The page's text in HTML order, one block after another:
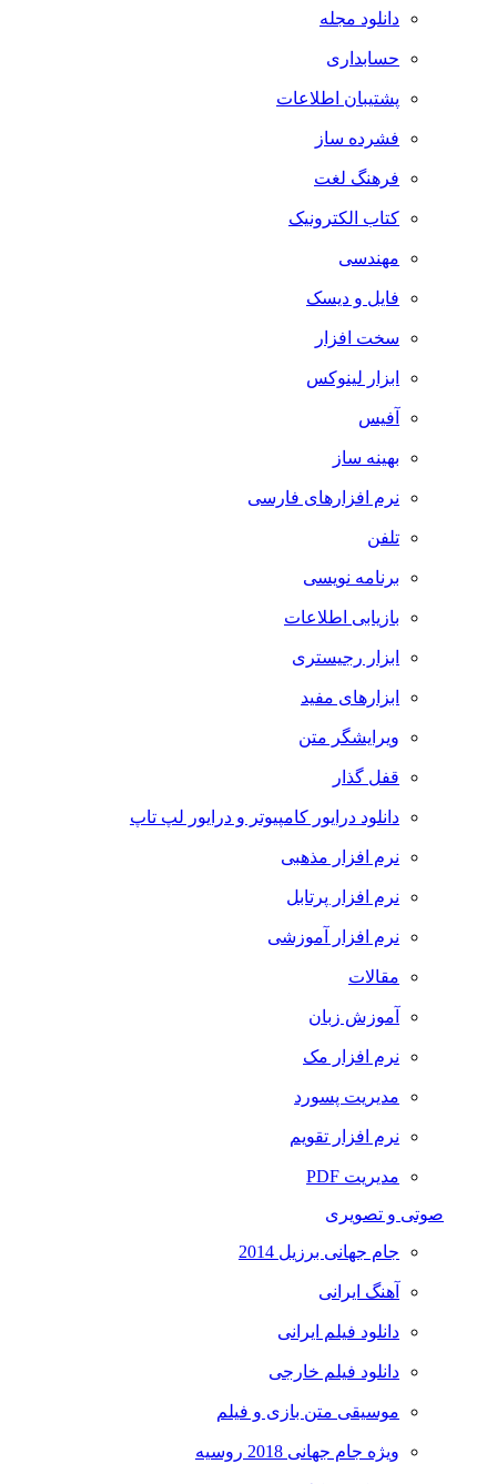
دانلود مجله
حسابداری
پشتیبان اطلاعات
فشرده ساز
فرهنگ لغت
کتاب الکترونیک
مهندسی
فایل و دیسک
سخت افزار
ابزار لینوکس
آفیس
بهینه ساز
نرم افزارهای فارسی
تلفن
برنامه نویسی
بازیابی اطلاعات
ابزار رجیستری
ابزارهای مفید
ویرایشگر متن
قفل گذار
دانلود درایور کامپیوتر و درایور لپ تاپ
نرم افزار مذهبی
نرم افزار پرتابل
نرم افزار آموزشی
مقالات
آموزش زبان
نرم افزار مک
مدیریت پسورد
نرم افزار تقویم
مدیریت PDF
صوتی و تصویری
جام جهانی برزیل 2014
آهنگ ایرانی
دانلود فیلم ایرانی
دانلود فیلم خارجی
موسیقی متن بازی و فیلم
ویژه جام جهانی 2018 روسیه